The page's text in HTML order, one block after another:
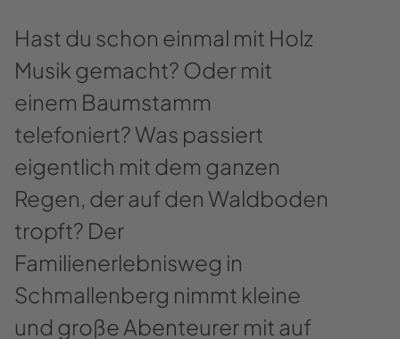
Hast du schon einmal mit Holz
Musik gemacht? Oder mit
einem Baumstamm
telefoniert? Was passiert
eigentlich mit dem ganzen
Regen, der auf den Waldboden
tropft? Der
Familienerlebnisweg in
Schmallenberg nimmt kleine
und große Abenteurer mit auf